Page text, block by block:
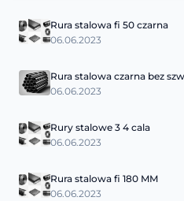
Rura stalowa fi 50 czarna
06.06.2023
Rura stalowa czarna bez
06.06.2023
Rury stalowe 3 4 cala
06.06.2023
Rura stalowa fi 180 MM
06.06.2023